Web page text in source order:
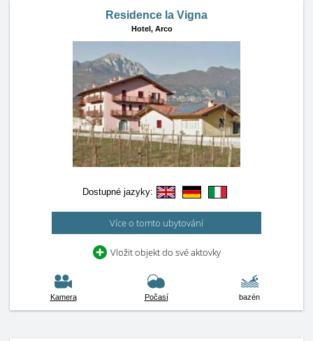
Residence la Vigna
Hotel, Arco
Dostupné jazyky:
Více o tomto ubytování
Vložit objekt do své aktovky
Kamera Počasí bazén